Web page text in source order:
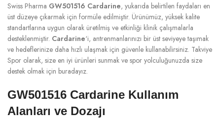
Swiss Pharma GW501516 Cardarine, yukarıda belirtilen faydaları en
üst düzeye çıkarmak için formüle edilmiştir. Ürünümüz, yüksek kalite
standartlarına uygun olarak üretilmiş ve etkinliği klinik çalışmalarla
desteklenmiştir. Cardarine‘i, antrenmanlarınızı bir üst seviyeye taşımak
ve hedeflerinize daha hızlı ulaşmak için güvenle kullanabilirsiniz. Takviye
Spor olarak, size en iyi ürünleri sunmak ve spor yolculuğunuzda size
destek olmak için buradayız.
GW501516 Cardarine Kullanım
Alanları ve Dozajı